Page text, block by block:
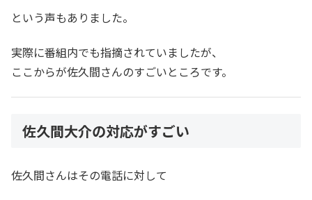
という声もありました。
実際に番組内でも指摘されていましたが、
ここからが佐久間さんのすごいところです。
佐久間大介の対応がすごい
佐久間さんはその電話に対して